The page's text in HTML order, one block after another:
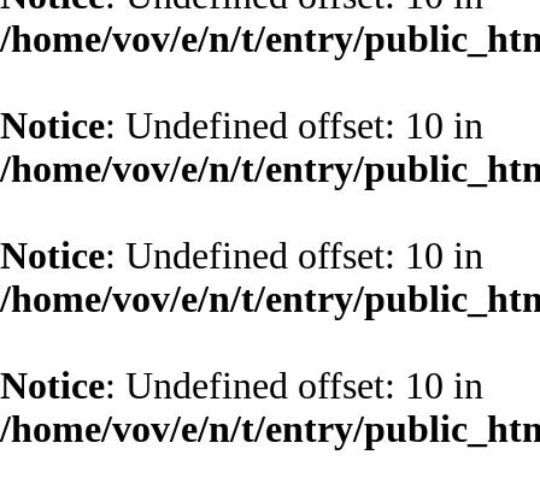
/home/vov/e/n/t/entry/
Notice: Undefined offset: 10 in
/home/vov/e/n/t/entry/
Notice: Undefined offset: 10 in
/home/vov/e/n/t/entry/
Notice: Undefined offset: 10 in
/home/vov/e/n/t/entry/